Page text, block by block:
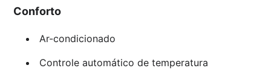
Conforto
Ar-condicionado
Controle automático de temperatura